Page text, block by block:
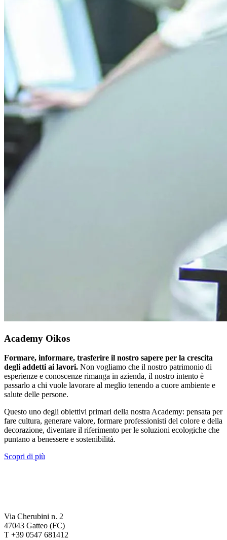
Academy Oikos
Formare, informare, trasferire il nostro sapere per la crescita
degli addetti ai lavori. Non vogliamo che il nostro patrimonio di
esperienze e conoscenze rimanga in azienda, il nostro intento è
passarlo a chi vuole lavorare al meglio tenendo a cuore ambiente e
salute delle persone.
Questo uno degli obiettivi primari della nostra Academy: pensata per
fare cultura, generare valore, formare professionisti del colore e della
decorazione, diventare il riferimento per le soluzioni ecologiche che
puntano a benessere e sostenibilità.
Scopri di più
Via Cherubini n. 2
47043 Gatteo (FC)
T +39 0547 681412